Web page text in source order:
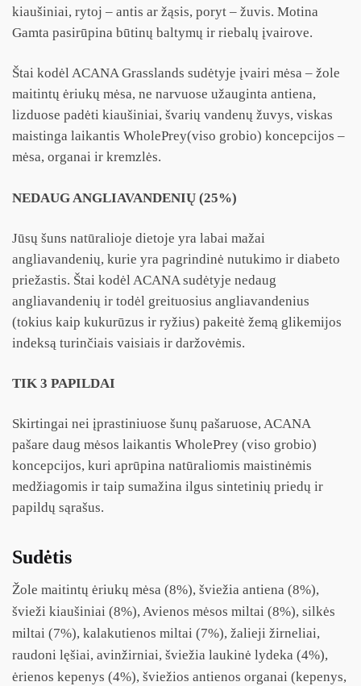
kiaušiniai, rytoj – antis ar žąsis, poryt – žuvis. Motina
Gamta pasirūpina būtinų baltymų ir riebalų įvairove.
Štai kodėl ACANA Grasslands sudėtyje įvairi mėsa – žole
maitintų ėriukų mėsa, ne narvuose užauginta antiena,
lizduose padėti kiaušiniai, švarių vandenų žuvys, viskas
maistinga laikantis WholePrey(viso grobio) koncepcijos –
mėsa, organai ir kremzlės.
NEDAUG ANGLIAVANDENIŲ (25%)
Jūsų šuns natūralioje dietoje yra labai mažai
angliavandenių, kurie yra pagrindinė nutukimo ir diabeto
priežastis. Štai kodėl ACANA sudėtyje nedaug
angliavandenių ir todėl greituosius angliavandenius
(tokius kaip kukurūzus ir ryžius) pakeitė žemą glikemijos
indeksą turinčiais vaisiais ir daržovėmis.
TIK 3 PAPILDAI
Skirtingai nei įprastiniuose šunų pašaruose, ACANA
pašare daug mėsos laikantis WholePrey (viso grobio)
koncepcijos, kuri aprūpina natūraliomis maistinėmis
medžiagomis ir taip sumažina ilgus sintetinių priedų ir
papildų sąrašus.
Sudėtis
Žole maitintų ėriukų mėsa (8%), šviežia antiena (8%),
švieži kiaušiniai (8%), Avienos mėsos miltai (8%), silkės
miltai (7%), kalakutienos miltai (7%), žalieji žirneliai,
raudoni lęšiai, avinžirniai, šviežia laukinė lydeka (4%),
ėrienos kepenys (4%), šviežios antienos organai (kepenys,